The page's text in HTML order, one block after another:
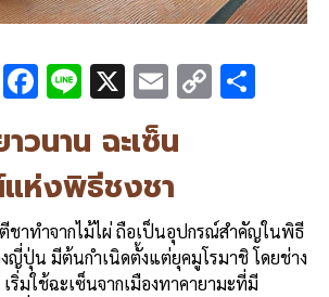
F
e
b
o
o
Li
e
X E
ai
l
C
n
k
วนาน ฉะเซ็น
งพิธีชงชา
ชาทำจากไม้ไผ่ ถือเป็นอุปกรณ์สำคัญในพิธี
ญี่ปุ่น มีต้นกำเนิดตั้งแต่ยุคมูโรมาชิ โดยช่าง
ริ่มใช้ฉะเซ็นจากเมืองทาคายามะที่มี